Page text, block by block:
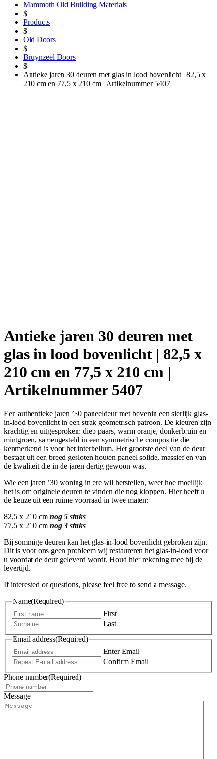
Mammoth Old Building Materials
$
Products
$
Old Doors
$
Bruynzeel Doors
$
Antieke jaren 30 deuren met glas in lood bovenlicht | 82,5 x
210 cm en 77,5 x 210 cm | Artikelnummer 5407
Antieke jaren 30 deuren met
glas in lood bovenlicht | 82,5 x
210 cm en 77,5 x 210 cm |
Artikelnummer 5407
Een authentieke jaren ’30 paneeldeur met bovenin een sierlijk glas-
in-lood bovenlicht in een strak geometrisch patroon. De kleuren zijn
krachtig en uitgesproken: diep paars, warm oranje, donkerbruin en
mintgroen, samengesteld in een symmetrische compositie die
kenmerkend is voor het interbellum. Het grootste deel van de deur
bestaat uit een breed gesloten houten paneel solide, massief en van
de kwaliteit die in de jaren dertig gewoon was.
Wie een jaren ’30 woning in ere wil herstellen, weet hoe moeilijk
het is om originele deuren te vinden die nog kloppen. Hier heeft u
de keuze uit een ruime voorraad in twee maten:
82,5 x 210 cm nog 5 stuks
77,5 x 210 cm nog 3 stuks
Bij sommige deuren kan het glas-in-lood bovenlicht gebroken zijn.
Dit is voor ons geen probleem wij restaureren het glas-in-lood voor
u voordat de deur geleverd wordt. Houd hier rekening mee bij de
levertijd.
If interested or questions, please feel free to send a message.
Name(Required)
First
Last
Email address(Required)
Enter Email
Confirm Email
Phone number(Required)
Message